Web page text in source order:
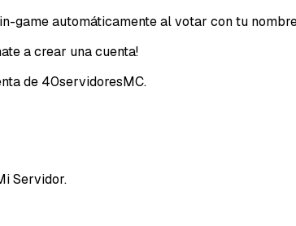
game automáticamente al votar con tu
a crear una cuenta!
de 40servidoresMC.
Servidor.